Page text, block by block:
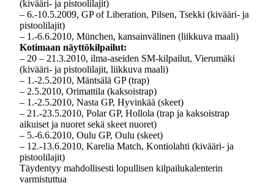
(kivääri- ja pistoolilajit)
– 6.-10.5.2009, GP of Liberation, Pilsen, Tsekki (kivääri- ja
pistoolilajit)
– 1.-6.6.2010, München, kansainvälinen (liikkuva maali)
Kotimaan näyttökilpailut:
– 20 – 21.3.2010, ilma-aseiden SM-kilpailut, Vierumäki
(kivääri- ja pistoolilajit, liikkuva maali)
– 1.-2.5.2010, Mäntsälä GP (trap)
– 2.5.2010, Orimattila (kaksoistrap)
– 1.-2.5.2010, Nasta GP, Hyvinkää (skeet)
– 21.-23.5.2010, Polar GP, Hollola (trap ja kaksoistrap
aikuiset ja nuoret sekä skeet nuoret)
– 5.-6.6.2010, Oulu GP, Oulu (skeet)
– 12.-13.6.2010, Karelia Match, Kontiolahti (kivääri- ja
pistoolilajit)
Täydentyy mahdollisesti lopullisen kilpailukalenterin
varmistuttua